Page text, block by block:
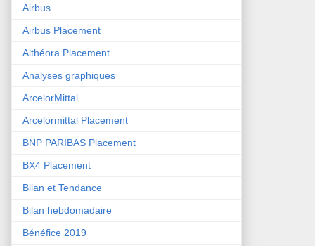
Airbus
Airbus Placement
Althéora Placement
Analyses graphiques
ArcelorMittal
Arcelormittal Placement
BNP PARIBAS Placement
BX4 Placement
Bilan et Tendance
Bilan hebdomadaire
Bénéfice 2019